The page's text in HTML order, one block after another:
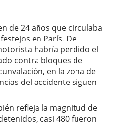
de 24 años que circulaba
en París. De
habría perdido el
contra bloques de
en la zona de
del accidente siguen
refleja la magnitud de
casi 480 fueron